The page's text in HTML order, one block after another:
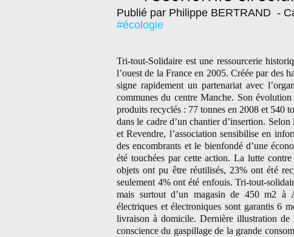
Publié par Philippe BERTRAND -
#écologie
Tri-tout-Solidaire est une ressourcerie
l’ouest de la France en 2005. Créée par des
signe rapidement un partenariat avec
communes du centre Manche. Son
produits recyclés : 77 tonnes en 2008 et 540
dans le cadre d’un chantier d’insertion.
et Revendre, l’association sensibilise en
des encombrants et le bienfondé d’une
été touchées par cette action. La lutte
objets ont pu être réutilisés, 23% ont été
seulement 4% ont été enfouis. Tri-tout-
mais surtout d’un magasin de 450 m2 à
électriques et électroniques sont garantis 6
livraison à domicile. Dernière illustration de
conscience du gaspillage de la grande